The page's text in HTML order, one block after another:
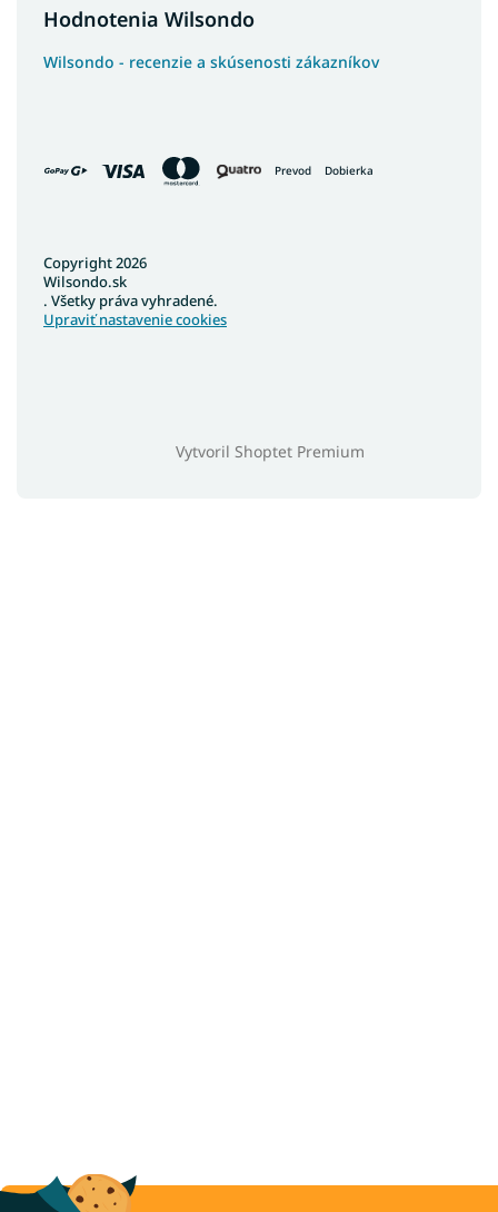
Hodnotenia Wilsondo
Wilsondo - recenzie a skúsenosti zákazníkov
Prevod Dobierka
Vytvoril Shoptet Premium
Copyright 2026
Wilsondo.sk
. Všetky práva vyhradené.
Upraviť nastavenie cookies